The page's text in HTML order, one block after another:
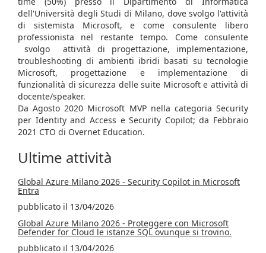
dell'Università degli Studi di Milano, dove svolgo l'attività
di sistemista Microsoft, e come consulente libero
professionista nel restante tempo. Come consulente
svolgo attività di progettazione, implementazione,
troubleshooting di ambienti ibridi basati su tecnologie
Microsoft, progettazione e implementazione di
funzionalità di sicurezza delle suite Microsoft e attività di
docente/speaker.
Da Agosto 2020 Microsoft MVP nella categoria Security
per Identity and Access e Security Copilot; da Febbraio
2021 CTO di Overnet Education.
Ultime attività
Global Azure Milano 2026 - Security Copilot in Microsoft
Entra
pubblicato il 13/04/2026
Global Azure Milano 2026 - Proteggere con Microsoft
Defender for Cloud le istanze SQL ovunque si trovino.
pubblicato il 13/04/2026